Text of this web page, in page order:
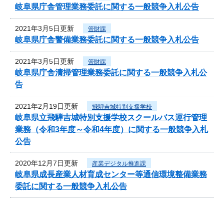
岐阜県庁舎管理業務委託に関する一般競争入札公告
2021年3月5日更新 管財課
岐阜県庁舎警備業務委託に関する一般競争入札公告
2021年3月5日更新 管財課
岐阜県庁舎清掃管理業務委託に関する一般競争入札公
告
2021年2月19日更新 飛騨吉城特別支援学校
岐阜県立飛騨吉城特別支援学校スクールバス運行管理
業務（令和3年度～令和4年度）に関する一般競争入札
公告
2020年12月7日更新 産業デジタル推進課
岐阜県成長産業人材育成センター等通信環境整備業務
委託に関する一般競争入札公告